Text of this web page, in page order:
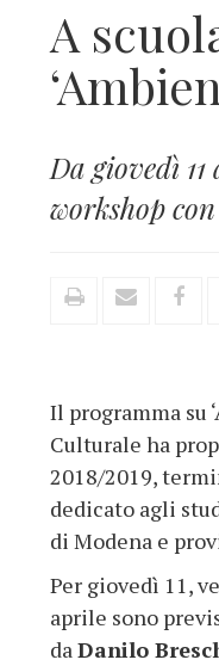
A
Da giovedì
workshop
Il programma su
Culturale ha
2018/2019,
dedicato agli
di Modena e
Per giovedì 11,
aprile sono
daDanilo